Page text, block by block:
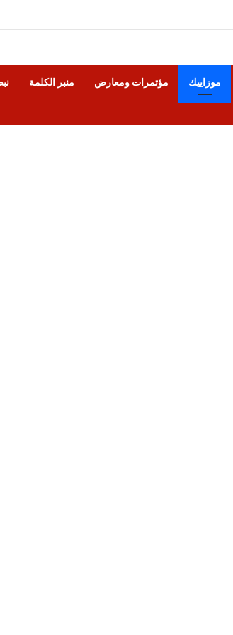
موزاييك مؤتمرات ومعارض منبر الكلمة